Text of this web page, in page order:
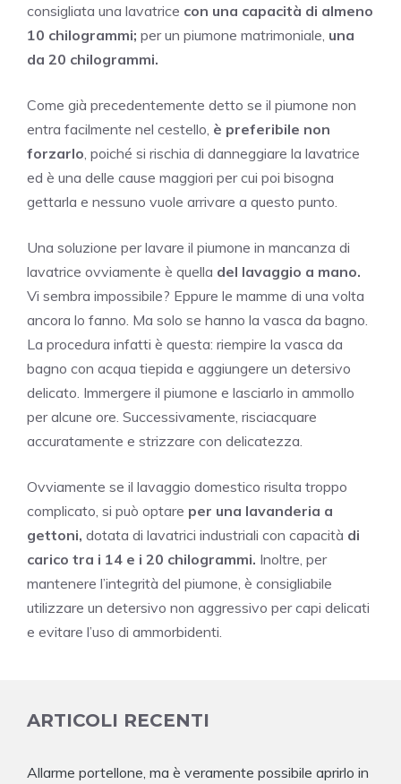
consigliata una lavatrice con una capacità di almeno
10 chilogrammi; per un piumone matrimoniale, una
da 20 chilogrammi.
Come già precedentemente detto se il piumone non
entra facilmente nel cestello, è preferibile non
forzarlo , poiché si rischia di danneggiare la lavatrice
ed è una delle cause maggiori per cui poi bisogna
gettarla e nessuno vuole arrivare a questo punto.
Una soluzione per lavare il piumone in mancanza di
lavatrice ovviamente è quella del lavaggio a mano.
Vi sembra impossibile? Eppure le mamme di una volta
ancora lo fanno. Ma solo se hanno la vasca da bagno.
La procedura infatti è questa: riempire la vasca da
bagno con acqua tiepida e aggiungere un detersivo
delicato. Immergere il piumone e lasciarlo in ammollo
per alcune ore. Successivamente, risciacquare
accuratamente e strizzare con delicatezza.
Ovviamente se il lavaggio domestico risulta troppo
complicato, si può optare per una lavanderia a
gettoni, dotata di lavatrici industriali con capacità di
carico tra i 14 e i 20 chilogrammi. Inoltre, per
mantenere l’integrità del piumone, è consigliabile
utilizzare un detersivo non aggressivo per capi delicati
e evitare l’uso di ammorbidenti.
ARTICOLI RECENTI
Allarme portellone, ma è veramente possibile aprirlo in